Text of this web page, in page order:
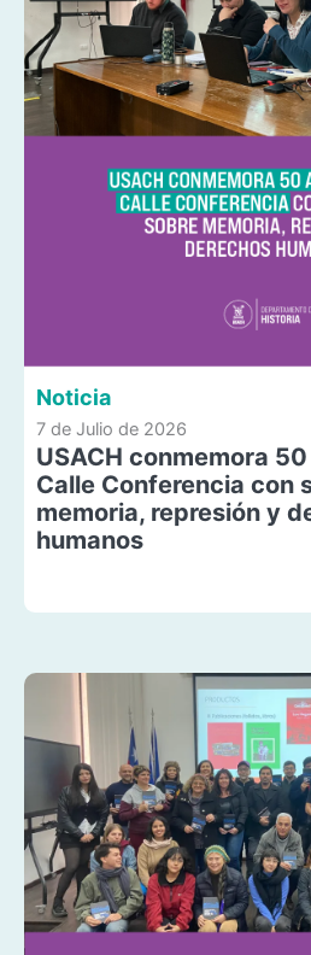
Noticia
7 de Julio de 2026
USACH conmemora
Calle Conferencia con
memoria, represión y
humanos